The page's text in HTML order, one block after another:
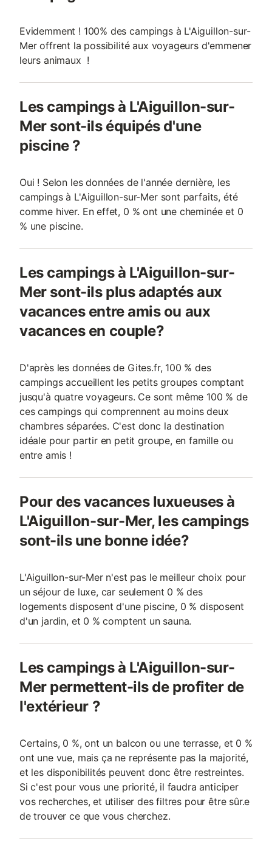
Evidemment ! 100% des campings à L'Aiguillon-sur-
Mer offrent la possibilité aux voyageurs d'emmener
leurs animaux !
Les campings à L'Aiguillon-sur-
Mer sont-ils équipés d'une
piscine ?
Oui ! Selon les données de l'année dernière, les
campings à L'Aiguillon-sur-Mer sont parfaits, été
comme hiver. En effet, 0 % ont une cheminée et 0
% une piscine.
Les campings à L'Aiguillon-sur-
Mer sont-ils plus adaptés aux
vacances entre amis ou aux
vacances en couple?
D'après les données de Gites.fr, 100 % des
campings accueillent les petits groupes comptant
jusqu'à quatre voyageurs. Ce sont même 100 % de
ces campings qui comprennent au moins deux
chambres séparées. C'est donc la destination
idéale pour partir en petit groupe, en famille ou
entre amis !
Pour des vacances luxueuses à
L'Aiguillon-sur-Mer, les campings
sont-ils une bonne idée?
L'Aiguillon-sur-Mer n'est pas le meilleur choix pour
un séjour de luxe, car seulement 0 % des
logements disposent d'une piscine, 0 % disposent
d'un jardin, et 0 % comptent un sauna.
Les campings à L'Aiguillon-sur-
Mer permettent-ils de profiter de
l'extérieur ?
Certains, 0 %, ont un balcon ou une terrasse, et 0 %
ont une vue, mais ça ne représente pas la majorité,
et les disponibilités peuvent donc être restreintes.
Si c'est pour vous une priorité, il faudra anticiper
vos recherches, et utiliser des filtres pour être sûr.e
de trouver ce que vous cherchez.